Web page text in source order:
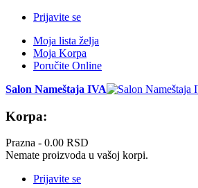
Prijavite se
Moja lista želja
Moja Korpa
Poručite Online
Salon Nameštaja IVA
Korpa:
Prazna - 0.00 RSD
Nemate proizvoda u vašoj korpi.
Prijavite se